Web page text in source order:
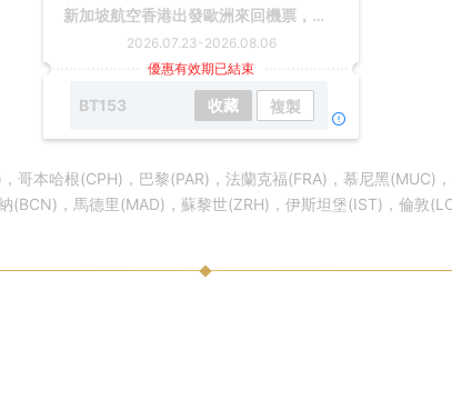
新加坡航空香港出發歐洲來回機票，單一訂單減$200
2026.07.23-2026.08.06
優惠有效期已結束
BT153 收藏 複製
哥本哈根(CPH)，巴黎(PAR)，法蘭克福(FRA)，慕尼黑(MUC)
(BCN)，馬德里(MAD)，蘇黎世(ZRH)，伊斯坦堡(IST)，倫敦